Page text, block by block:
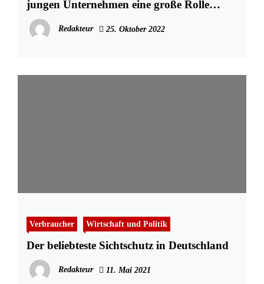
jungen Unternehmen eine große Rolle
spielen sollten
Redakteur 25. Oktober 2022
Verbraucher Wirtschaft und Politik
Der beliebteste Sichtschutz in Deutschland
Redakteur 11. Mai 2021